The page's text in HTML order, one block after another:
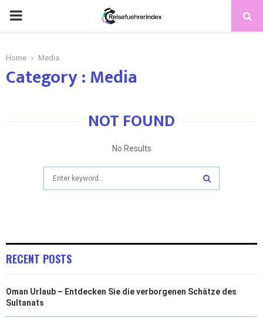
Home Media
Category : Media
NOT FOUND
No Results
RECENT POSTS
Oman Urlaub – Entdecken Sie die verborgenen Schätze des
Sultanats